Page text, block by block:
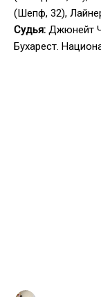
(Шепф, 32),
Судья: Джюнейт
Бухарест.